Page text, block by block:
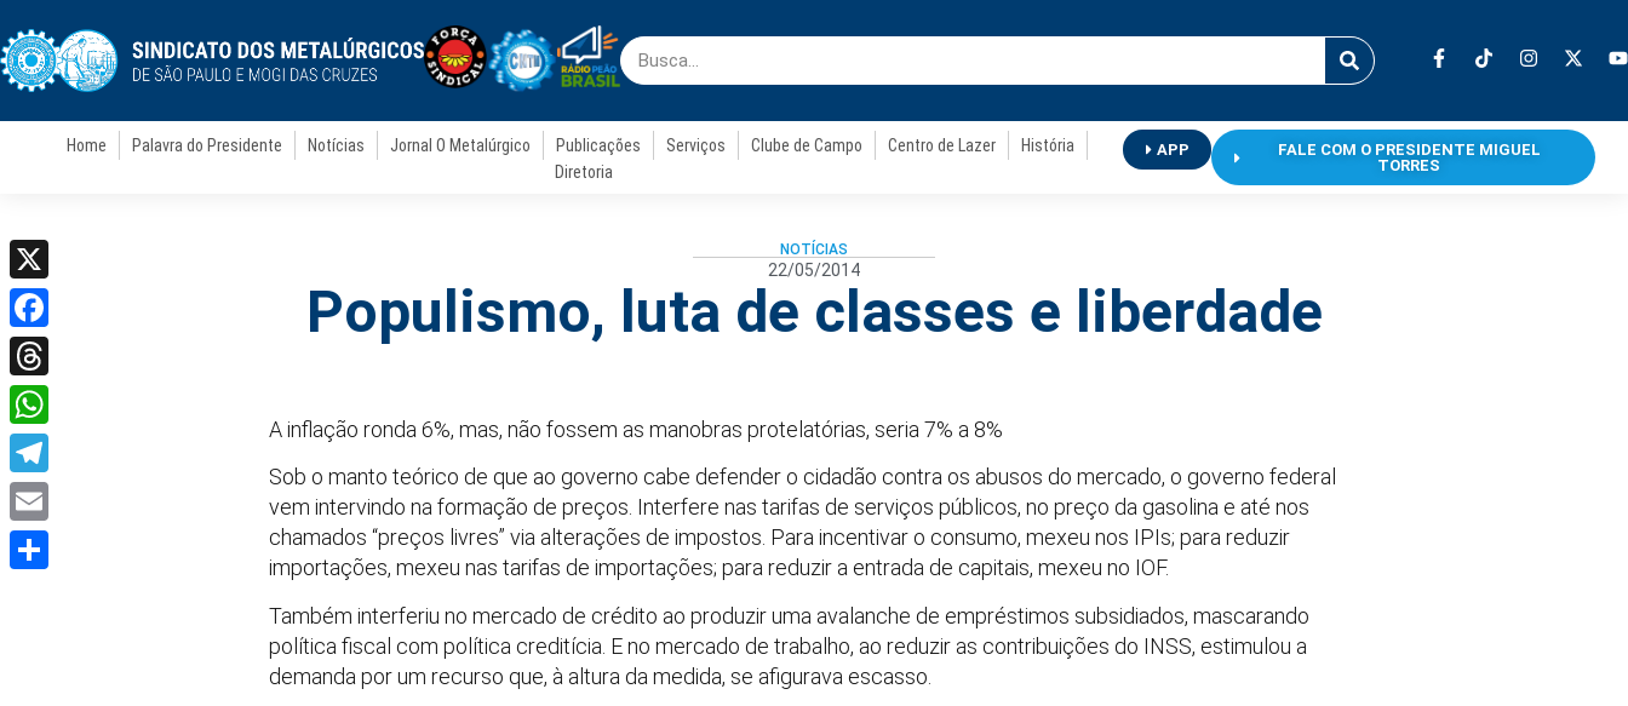
Home Palavra do Presidente Notícias Jornal O Metalúrgico Publicações Serviços Clube de Campo Centro de Lazer
História
Diretoria
APP
FALE COM O PRESIDENTE MIGUEL
TORRES
NOTÍCIAS
22/05/2014
Populismo, luta de classes e liberdade
A inflação ronda 6%, mas, não fossem as manobras protelatórias, seria 7% a 8%
Sob o manto teórico de que ao governo cabe defender o cidadão contra os abusos do mercado, o governo federal
vem intervindo na formação de preços. Interfere nas tarifas de serviços públicos, no preço da gasolina e até nos
chamados “preços livres” via alterações de impostos. Para incentivar o consumo, mexeu nos IPIs; para reduzir
importações, mexeu nas tarifas de importações; para reduzir a entrada de capitais, mexeu no IOF.
Também interferiu no mercado de crédito ao produzir uma avalanche de empréstimos subsidiados, mascarando
política fiscal com política creditícia. E no mercado de trabalho, ao reduzir as contribuições do INSS, estimulou a
demanda por um recurso que, à altura da medida, se afigurava escasso.
X
Facebook
Threads
WhatsApp
Telegram
Email